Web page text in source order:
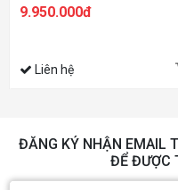
9.950.000đ
Liên hệ
ĐĂNG KÝ NHẬN EMAIL
ĐỂ ĐƯỢC